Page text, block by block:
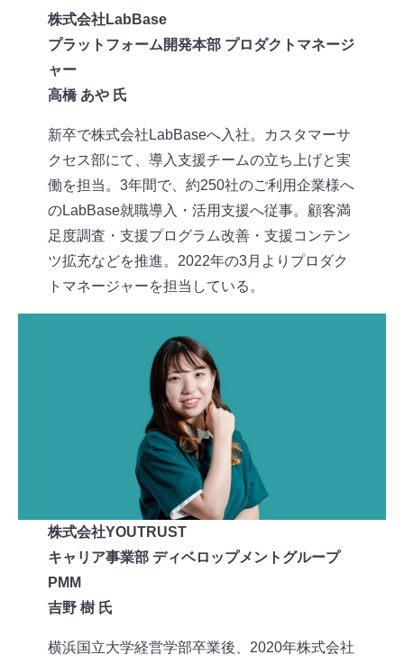
株式会社LabBase
プラットフォーム開発本部 プロダクトマネージ
ャー
高橋 あや 氏
新卒で株式会社LabBaseへ入社。カスタマーサ
クセス部にて、導入支援チームの立ち上げと実
働を担当。3年間で、約250社のご利用企業様へ
のLabBase就職導入・活用支援へ従事。顧客満
足度調査・支援プログラム改善・支援コンテン
ツ拡充などを推進。2022年の3月よりプロダク
トマネージャーを担当している。
株式会社YOUTRUST
キャリア事業部 ディベロップメントグループ
PMM
吉野 樹氏
横浜国立大学経営学部卒業後、2020年株式会社